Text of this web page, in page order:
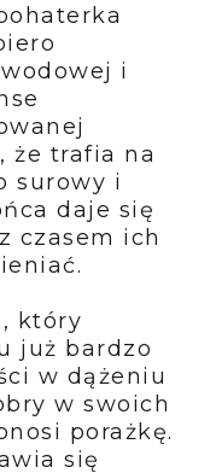
i
że trafia na
surowy i
daje się
czasem ich
który
już bardzo
w dążeniu
w swoich
porażkę.
się